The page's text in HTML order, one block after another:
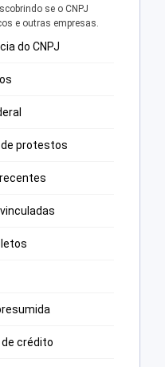
se o CNPJ
e outras empresas.
do CNPJ
de protestos
crédito